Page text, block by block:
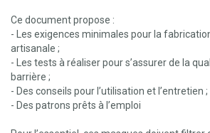
Ce document propose :
- Les exigences minimales pour la
artisanale ;
- Les tests à réaliser pour s’assurer de la
barrière ;
- Des conseils pour l’utilisation et l’entretien ;
- Des patrons prêts à l’emploi